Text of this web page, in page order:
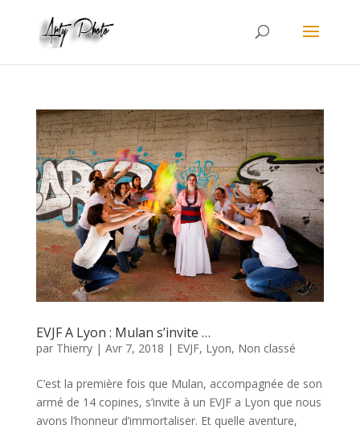
EVJF A Lyon : Mulan s’invite …
par Thierry| Avr 7, 2018 | EVJF, Lyon, Non classé
C’est la première fois que Mulan, accompagnée de son
armé de 14 copines, s’invite à un EVJF a Lyon que nous
avons l’honneur d’immortaliser. Et quelle aventure,